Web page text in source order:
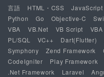
言語 HTML・CSS JavaScript
Python
Go Objective-C
VBA
VB.Net VB Script VBA
PL/SQL
VC++ Dart(Flutter)
Symphony
Zend Framework
CodeIgniter
Play Framework
.Net Framework
Laravel